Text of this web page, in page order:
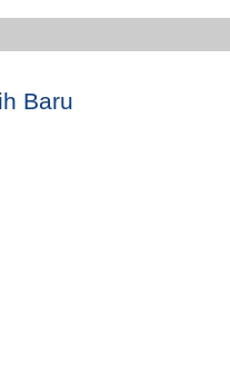
Baru